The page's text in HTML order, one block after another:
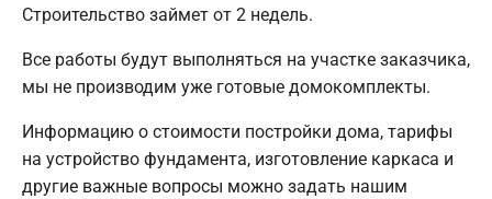
Строительство займет от 2 недель.
Все работы будут выполняться на участке заказчика,
мы не производим уже готовые домокомплекты.
Информацию о стоимости постройки дома, тарифы
на устройство фундамента, изготовление каркаса и
другие важные вопросы можно задать нашим